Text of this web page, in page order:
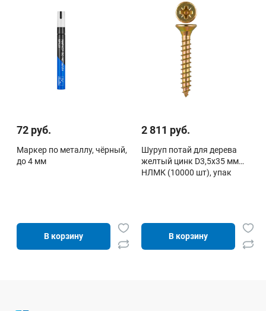
72 руб.
Маркер по металлу, чёрный,
до 4 мм
В корзину
2 811 руб.
Шуруп потай для дерева
желтый цинк D3,5х35 мм
НЛМК (10000 шт), упак
В корзину